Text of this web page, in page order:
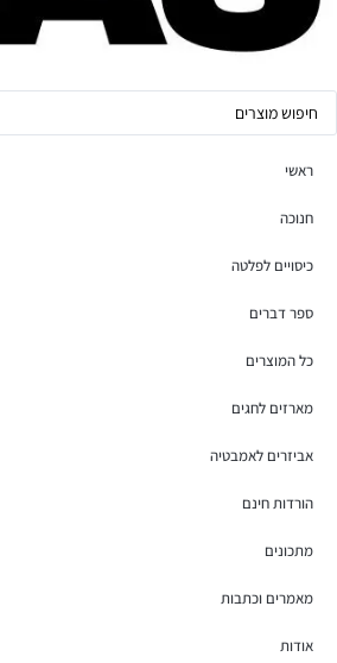
ראשי
חנוכה
כיסויים לפלטה
ספר דברים
כל המוצרים
מארזים לחגים
אביזרים לאמבטיה
הורדות חינם
מתכונים
מאמרים וכתבות
אודות